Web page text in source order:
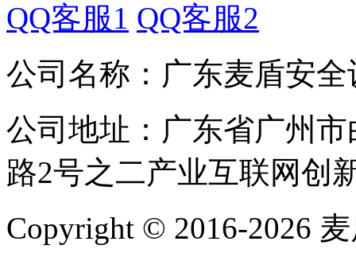
QQ客服1 QQ客服2
公司名称：广东麦盾安
公司地址：广东省广州
路2号之二产业互联网创
Copyright © 2016-2026